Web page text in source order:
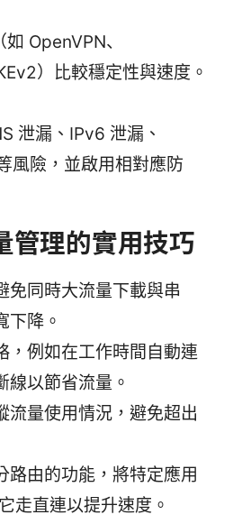
OpenVPN、
）比較穩定性與速度。
泄漏、IPv6 泄漏、
風險，並啟用相對應防
管理的實用技巧
免同時大流量下載與串
下降。
，例如在工作時間自動連
線以節省流量。
流量使用情況，避免超出
路由的功能，將特定應用
走直連以提升速度。